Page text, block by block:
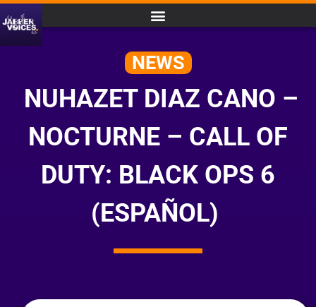
NEWS
NUHAZET DIAZ CANO –
NOCTURNE – CALL OF
DUTY: BLACK OPS 6
(ESPAÑOL)